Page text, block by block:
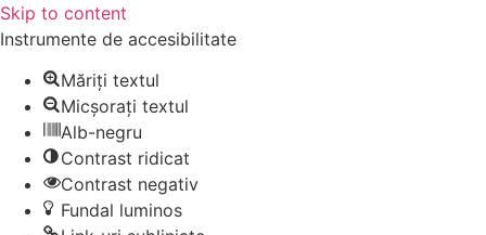
Skip to content
Instrumente de accesibilitate
Măriți textul
Micșorați textul
Alb-negru
Contrast ridicat
Contrast negativ
Fundal luminos